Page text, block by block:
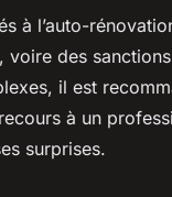
à l’auto-
voire des
il est
à un
surprises.